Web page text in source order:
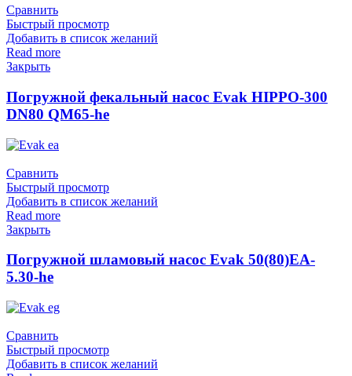
Сравнить
Быстрый просмотр
Добавить в список желаний
Read more
Закрыть
Погружной фекальный насос Evak HIPPO-300
DN80 QM65-he
Сравнить
Быстрый просмотр
Добавить в список желаний
Read more
Закрыть
Погружной шламовый насос Evak 50(80)EA-
5.30-he
Сравнить
Быстрый просмотр
Добавить в список желаний